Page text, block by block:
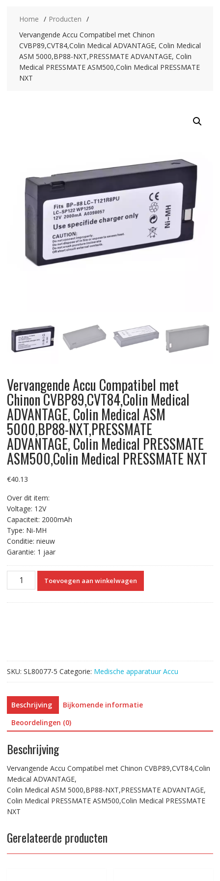
Home
Producten
Vervangende Accu Compatibel met Chinon
CVBP89,CVT84,Colin Medical ADVANTAGE, Colin Medical
ASM 5000,BP88-NXT,PRESSMATE ADVANTAGE, Colin
Medical PRESSMATE ASM500,Colin Medical PRESSMATE
NXT
Vervangende Accu Compatibel met
Chinon CVBP89,CVT84,Colin Medical
ADVANTAGE, Colin Medical ASM
5000,BP88-NXT,PRESSMATE
ADVANTAGE, Colin Medical PRESSMATE
ASM500,Colin Medical PRESSMATE NXT
€40.13
Over dit item:
Voltage: 12V
Capaciteit: 2000mAh
Type: Ni-MH
Conditie: nieuw
Garantie: 1 jaar
Vervangende
Accu
Colin
Medical
ASM
5000,BP88-
NXT,PRESSMATE
ADVANTAGE,
Colin
PRESSMATE
Medical
PRESSMATE
NXT
aantal
Toevoegen aan winkelwagen
SKU: SL80077-5 Categorie: Medische apparatuur Accu
Beschrijving
Bijkomende informatie
Beoordelingen (0)
Beschrijving
Vervangende Accu Compatibel met Chinon CVBP89,CVT84,Colin
Medical ADVANTAGE,
Colin Medical ASM 5000,BP88-NXT,PRESSMATE ADVANTAGE,
Colin Medical PRESSMATE ASM500,Colin Medical PRESSMATE
NXT
Gerelateerde producten